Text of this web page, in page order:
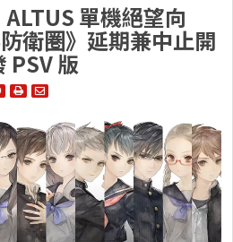
ALTUS 單機絕望向
衛圏》延期兼中止開
PSV 版